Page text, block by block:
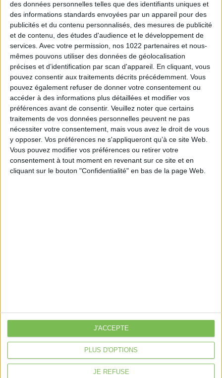
des données personnelles telles que des identifiants uniques et
des informations standards envoyées par un appareil pour des
publicités et du contenu personnalisés, des mesures de publicité
et de contenu, des études d'audience et le développement de
services. Avec votre permission, nos 1022 partenaires et nous-
mêmes pouvons utiliser des données de géolocalisation
précises et d’identification par scan d'appareil. En cliquant, vous
pouvez consentir aux traitements décrits précédemment. Vous
pouvez également refuser de donner votre consentement ou
accéder à des informations plus détaillées et modifier vos
préférences avant de consentir. Veuillez noter que certains
traitements de vos données personnelles peuvent ne pas
nécessiter votre consentement, mais vous avez le droit de vous
y opposer. Vos préférences ne s'appliqueront qu’à ce site Web.
Vous pouvez modifier vos préférences ou retirer votre
consentement à tout moment en revenant sur ce site et en
cliquant sur le bouton "Confidentialité" en bas de la page Web.
PLUS D'OPTIONS
JE REFUSE
J'ACCEPTE
Le versement du solde des aides du 1er pilier de la
PAC et de l’Indemnité Compensatoire de Handicaps
Naturels (ICHN) de la campagne 2022 intervient dès
le 8 décembre sur le compte des agriculteurs.
https://agriculture.gouv.fr/pac-2022-versement-du-
solde-des-aides-directes-et-de-lichn
Découvrir Cotélib
Violette la comptable
Déclaration Impôt sur le Revenu
Côté Retraite